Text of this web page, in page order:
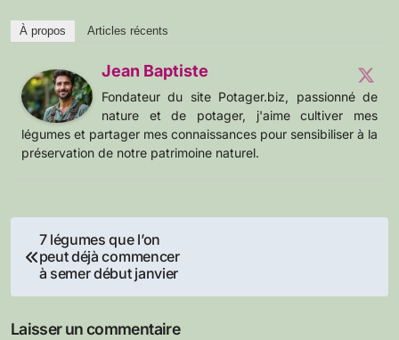
À propos Articles récents
Jean Baptiste
Fondateur du site Potager.biz, passionné de
nature et de potager, j'aime cultiver mes
légumes et partager mes connaissances pour sensibiliser à la
préservation de notre patrimoine naturel.
Navigation
de
l’article
7 légumes que l’on
peut déjà commencer
à semer début janvier
Laisser un commentaire